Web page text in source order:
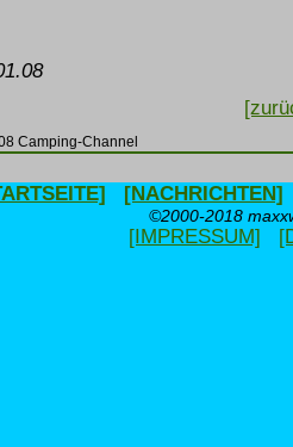
Camping-Channel
[NACHRICHTEN]
©2000-2018
[IMPRESSUM]